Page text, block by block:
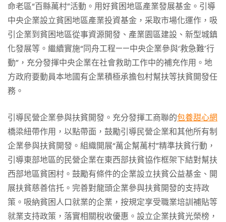
命老區“百縣萬村”活動。用好貧困地區產業發展基金。引導
中央企業設立貧困地區產業投資基金，采取市場化運作，吸
引企業到貧困地區從事資源開發、產業園區建設、新型城鎮
化發展等。繼續實施“同舟工程——中央企業參與‘救急難’行
動”，充分發揮中央企業在社會救助工作中的補充作用。地
方政府要動員本地國有企業積極承擔包村幫扶等扶貧開發任
務。
引導民營企業參與扶貧開發。充分發揮工商聯的包養甜心網
橋梁紐帶作用，以點帶面，鼓勵引導民營企業和其他所有制
企業參與扶貧開發。組織開展“萬企幫萬村”精準扶貧行動，
引導東部地區的民營企業在東西部扶貧協作框架下結對幫扶
西部地區貧困村。鼓勵有條件的企業設立扶貧公益基金、開
展扶貧慈善信托。完善對龍頭企業參與扶貧開發的支持政
策。吸納貧困人口就業的企業，按規定享受職業培訓補貼等
就業支持政策，落實相關稅收優惠。設立企業扶貧光榮榜，